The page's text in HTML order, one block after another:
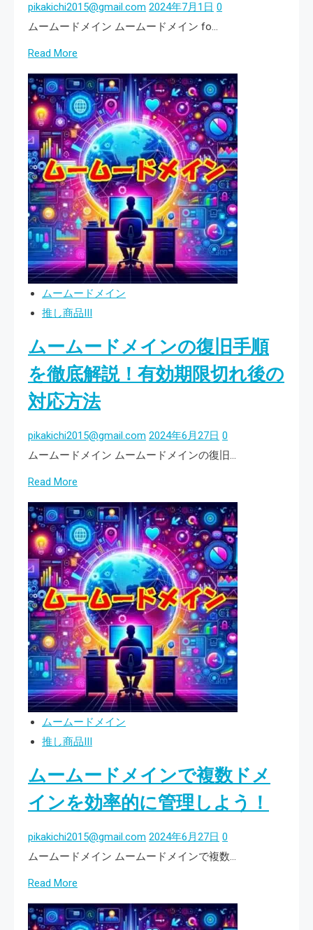
活
し、
ド
メ
イ
ン
管
理
を
も
っ
と
ス
マ
ー
に！
pikakichi2015@gmail.com 2024年7月1日 0
ムームードメイン ムームードメイン fo…
Read More
more
about
簡
単
に
始
め
る
WordPress！
ム
ー
ム
ー
メ
イ
ン
for
ホ
テ
ィ
ン
グ
の
実
力
と
は？
ムームードメイン
推し商品III
ムームードメインの復旧手順
を徹底解説！有効期限切れ後の
対応方法
pikakichi2015@gmail.com 2024年6月27日 0
ムームードメイン ムームードメインの復旧…
Read More
more
about
ム
ー
ム
ー
ド
メ
イ
ン
の
復
旧
順
を
徹
底
解
効
ムームードメイン
推し商品III
ムームードメインで複数ドメ
インを効率的に管理しよう！
pikakichi2015@gmail.com 2024年6月27日 0
ムームードメイン ムームードメインで複数…
Read More
more
about